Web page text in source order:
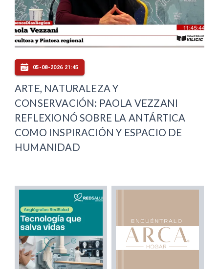
05-08-2026 21:45
ARTE, NATURALEZA Y
CONSERVACIÓN: PAOLA VEZZANI
REFLEXIONÓ SOBRE LA ANTÁRTICA
COMO INSPIRACIÓN Y ESPACIO DE
HUMANIDAD